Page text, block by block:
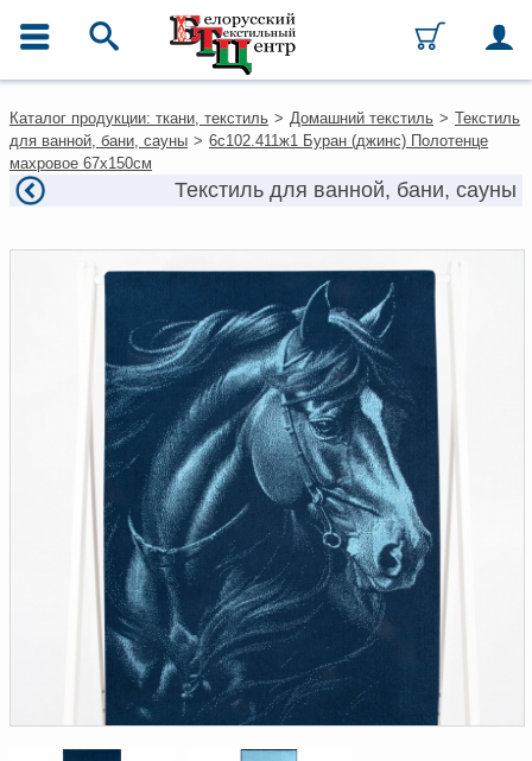
Каталог
Ткани
Домашний текстиль
Одежда
Текстиль для ресторанов и
гостиниц
Текстильная галантерея и
Условия работы
Оплата и доставка
Как оформить заказ
Как нас найти
Написать нам
Доверенность на
получение груза
Документы по работе с
персональными данными
Письмо руководителю
Вопросы и ответы
Новости | Статьи
Каталог продукции: ткани, текстиль > Домашний текстиль > Текстиль
для ванной, бани, сауны > 6с102.411ж1 Буран (джинс) Полотенце
махровое 67х150см
Текстиль для ванной, бани, сауны